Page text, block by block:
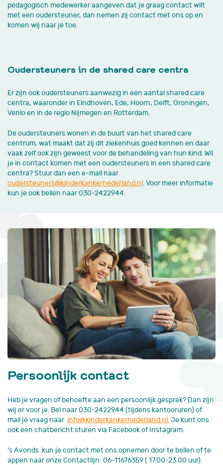
pedagogisch medewerker aangeven dat je graag contact wilt
met een oudersteuner, dan nemen zij contact met ons op en
komen wij naar je toe.
Oudersteuners in de shared care centra
Er zijn ook oudersteuners aanwezig in een aantal shared care
centra, waaronder in Eindhoven, Ede, Hoorn, Delft, Groningen,
Venlo en in de regio Nijmegen en Rotterdam.
De oudersteuners wonen in de buurt van het shared care
centrum, wat maakt dat zij dit ziekenhuis goed kennen en daar
vaak zelf ook zijn geweest voor de behandeling van hun kind. Wil
je in contact komen met een oudersteuners in een shared care
centra? Stuur dan een e-mail naar
oudersteuners@kinderkankernederland.nl. Voor meer informatie
kun je ook bellen naar 030-2422944.
Persoonlijk contact
Heb je vragen of behoefte aan een persoonlijk gesprek? Dan zijn
wij er voor je. Bel naar 030-2422944 (tijdens kantooruren) of
mail je vraag naar info@kinderkankernederland.nl.Je kunt ons
ook een chatbericht sturen via Facebook of Instagram.
’s Avonds kun je contact met ons opnemen door te bellen of te
appen naar onze Contactlijn: 06-11676359 ( 17.00-23.00 uur).